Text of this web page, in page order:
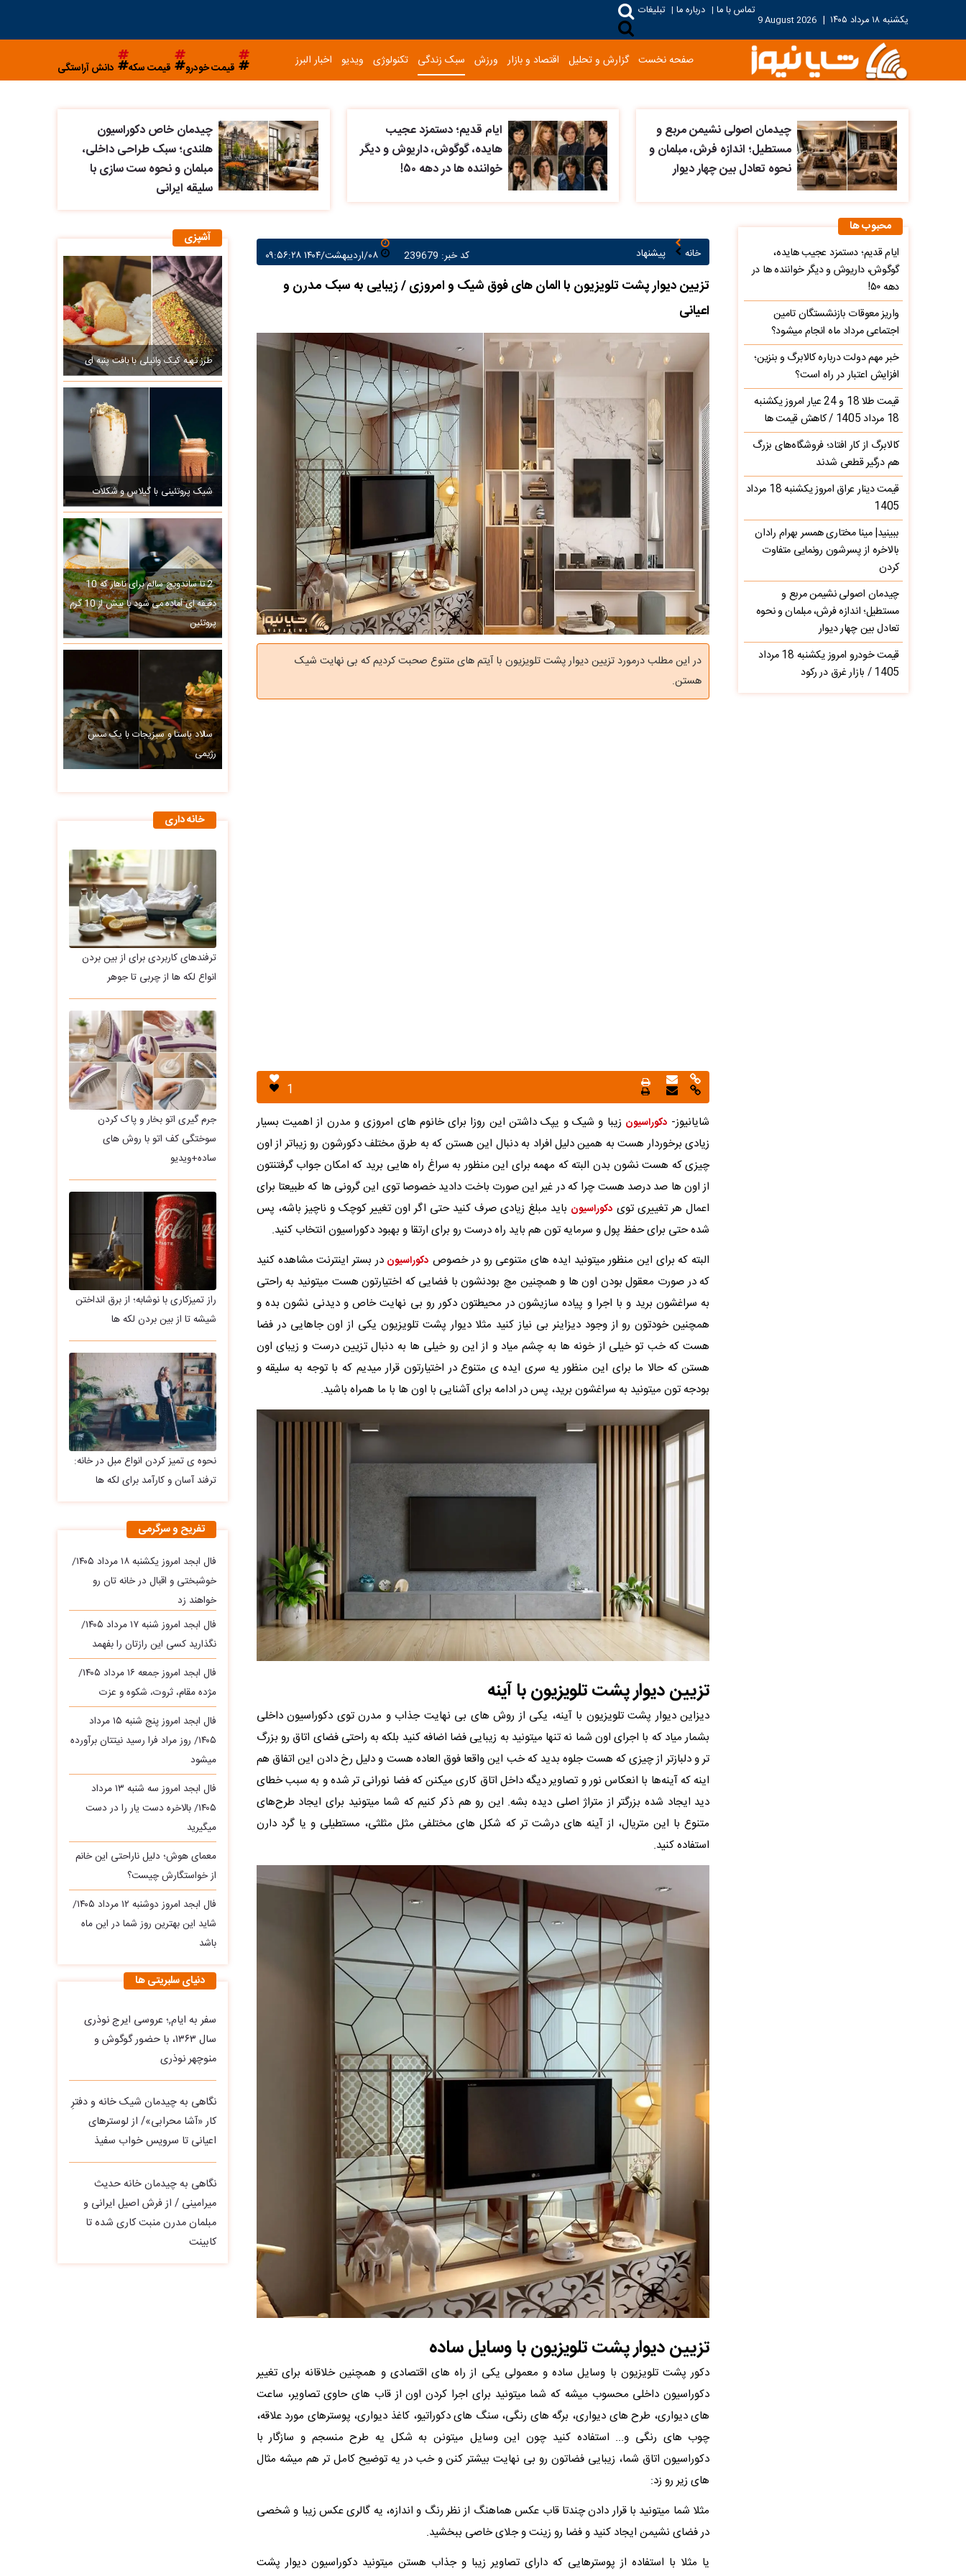
یکشنبه ۱۸ مرداد ۱۴۰۵ |
9 August 2026
تماس با ما | درباره ما | تبلیغات
صفحه نخست گزارش و تحلیل اقتصاد و بازار ورزش سبک زندگی تکنولوژی ویدیو اخبار البرز
قیمت خودرو قیمت سکه دانش آراستگی
چیدمان اصولی نشیمن مربع و
مستطیل؛ اندازه فرش، مبلمان و
نحوه تعادل بین چهار دیوار
ایام قدیم؛ دستمزد عجیب
هایده، گوگوش، داریوش و دیگر
خواننده ها در دهه ۵۰!
چیدمان خاص دکوراسیون
هلندی؛ سبک طراحی داخلی،
مبلمان و نحوه ست سازی با
سلیقه ایرانی
خانه پیشنهاد کد خبر: 239679 ۰۸/اردیبهشت/۱۴۰۴ ۰۹:۵۶:۲۸
تزیین دیوار پشت تلویزیون با المان های فوق شیک و امروزی / زیبایی به سبک مدرن و
اعیانی
در این مطلب درمورد تزیین دیوار پشت تلویزیون با آیتم های متنوع صحبت کردیم که بی نهایت شیک
هستن.
1
شایانیوز- دکوراسیون زیبا و شیک و یپک داشتن این روزا برای خانوم های امروزی و مدرن از اهمیت بسیار
زیادی برخوردار هست به همین دلیل افراد به دنبال این هستن که به طرق مختلف دکورشون رو زیباتر از اون
چیزی که هست نشون بدن البته که مهمه برای این منظور به سراغ راه هایی برید که امکان جواب گرفتنتون
از اون ها صد درصد هست چرا که در غیر این صورت باخت دادید خصوصا توی این گرونی ها که طبیعتا برای
اعمال هر تغییری توی دکوراسیون باید مبلغ زیادی صرف کنید حتی اگر اون تغییر کوچک و ناچیز باشه، پس
شده حتی برای حفظ پول و سرمایه تون هم باید راه درست رو برای ارتقا و بهبود دکوراسیون انتخاب کنید.
البته که برای این منظور میتونید ایده های متنوعی رو در خصوص دکوراسیون در بستر اینترنت مشاهده کنید
که در صورت معقول بودن اون ها و همچنین مچ بودنشون با فضایی که اختیارتون هست میتونید به راحتی
به سراغشون برید و با اجرا و پیاده سازیشون در محیطتون دکور رو بی نهایت خاص و دیدنی نشون بده و
همچنین خودتون رو از وجود دیزاینر بی نیاز کنید مثلا دیوار پشت تلویزیون یکی از اون جاهایی در فضا
هست که خب تو خیلی از خونه ها به چشم میاد و از این رو خیلی ها به دنبال تزیین درست و زیبای اون
هستن که حالا ما برای این منظور یه سری ایده ی متنوع در اختیارتون قرار میدیم که با توجه به سلیقه و
بودجه تون میتونید به سراغشون برید، پس در ادامه برای آشنایی با اون ها با ما همراه باشید.
تزیین دیوار پشت تلویزیون با آینه‬‎‬‬‬‬
دیزاین دیوار پشت تلویزیون با آینه، یکی از روش‌ های بی نهایت جذاب و مدرن توی دکوراسیون داخلی
بشمار میاد که با اجرای اون شما نه تنها میتونید به زیبایی فضا اضافه کنید بلکه به راحتی فضای اتاق رو بزرگ‌
تر و دلبازتر از چیزی که هست جلوه بدید که خب این واقعا فوق العاده هست و دلیل رخ دادن این اتفاق هم
اینه که آینه‌ها با انعکاس نور و تصاویر دیگه داخل اتاق کاری میکنن که فضا نورانی تر شده و به سبب خطای
دید ایجاد شده بزرگتر از متراژ اصلی دیده بشه. این رو هم ذکر کنیم که شما میتونید برای ایجاد طرح‌های
متنوع با این متریال، از آینه های درشت‌ تر که شکل‌ های مختلفی مثل مثلثی، مستطیلی و یا گرد دارن
استفاده کنید.
تزیین دیوار پشت تلویزیون با وسایل ساده
دکور پشت تلویزیون با وسایل ساده و معمولی یکی از راه های اقتصادی و همچنین خلاقانه برای تغییر
دکوراسیون داخلی محسوب میشه که شما میتونید برای اجرا کردن اون از قاب‌ های حاوی تصاویر، ساعت‌
های دیواری، طرح‌ های دیواری، برگه‌ های رنگی، سنگ‌ های دکوراتیو، کاغذ دیواری، پوسترهای مورد علاقه،
چوب‌ های رنگی و... استفاده کنید چون این وسایل میتونن به شکل یه طرح منسجم و سازگار با
دکوراسیون اتاق شما، زیبایی فضاتون رو بی نهایت بیشتر کنن و خب در یه توضیح کامل تر هم میشه مثال
های زیر رو زد:
مثلا شما میتونید با قرار دادن چندتا قاب عکس هماهنگ از نظر رنگ‌ و اندازه‌، یه گالری عکس زیبا و شخصی
در فضای نشیمن ایجاد کنید و فضا رو زینت و جلای خاصی ببخشید.
یا مثلا با استفاده از پوسترهایی که دارای تصاویر زیبا و جذاب هستن میتونید دکوراسیون دیوار پشت
آشپزی
طرز تهیه کیک وانیلی با بافت پنبه ای
شیک پروتئینی با گیلاس و شکلات
2 تا ساندویچ سالم برای ناهار که 10
دقیقه ای آماده می شود با بیش از 10 گرم
پروتئین
سالاد پاستا و سبزیجات با یک سس
رژیمی
خانه داری
ترفندهای کاربردی برای از بین بردن
انواع لکه ها از چربی تا جوهر
جرم گیری اتو بخار و پاک کردن
سوختگی کف اتو با روش های
ساده+ویدیو
راز تمیزکاری با نوشابه؛ از برق انداختن
شیشه تا از بین بردن لکه ها
نحوه ی تمیز کردن انواع مبل در خانه:
ترفند آسان و کارآمد برای لکه ها
تفریح و سرگرمی
فال ابجد امروز یکشنبه ۱۸ مرداد ۱۴۰۵/
خوشبختی و اقبال در خانه تان رو
خواهند زد
فال ابجد امروز شنبه ۱۷ مرداد ۱۴۰۵/
نگذارید کسی این رازتان را بفهمد
فال ابجد امروز جمعه ۱۶ مرداد ۱۴۰۵/
مژده مقام، ثروت، شکوه و عزت
فال ابجد امروز پنج شنبه ۱۵ مرداد
۱۴۰۵/ روز مراد فرا رسید نیتتان برآورده
میشود
فال ابجد امروز سه‌ شنبه ۱۳ مرداد
۱۴۰۵/ بالاخره دست یار را در دست
میگیرید
معمای هوش؛ دلیل ناراحتی این خانم
از خواستگارش چیست؟
فال ابجد امروز دوشنبه ۱۲ مرداد ۱۴۰۵/
شاید این بهترین روز شما در این ماه
باشد
دنیای سلبریتی ها
سفر به ایام,؛ عروسی ایرج نوذری
سال ۱۳۶۳، با حضور گوگوش و
منوچهر نوذری
نگاهی به چیدمان شیک خانه و دفترِ
کار «آشا محرابی»/ از لوسترهای
اعیانی تا سرویس خواب سفیذ
نگاهی به چیدمان خانه حدیث
میرامینی / از فرش اصیل ایرانی و
مبلمان مدرن منبت‌ کاری‌ شده تا
کابینت
محبوب ها
ایام قدیم؛ دستمزد عجیب هایده،
گوگوش، داریوش و دیگر خواننده ها در
دهه ۵۰!
واریز معوقات بازنشستگان تامین
اجتماعی مرداد ماه انجام میشود؟
خبر مهم دولت درباره کالابرگ و بنزین؛
افزایش اعتبار در راه است؟
قیمت طلا 18 و 24 عیار امروز یکشنبه
18 مرداد 1405 / کاهش قیمت ها
کالابرگ از کار افتاد؛ فروشگاه‌های بزرگ
هم درگیر قطعی شدند
قیمت دینار عراق امروز یکشنبه 18 مرداد
1405
ببینید| مینا مختاری همسر بهرام رادان
بالاخره از پسرشون رونمایی متفاوت
کردن
چیدمان اصولی نشیمن مربع و
مستطیل؛ اندازه فرش، مبلمان و نحوه
تعادل بین چهار دیوار
قیمت خودرو امروز یکشنبه 18 مرداد
1405 / بازار غرق در رکود